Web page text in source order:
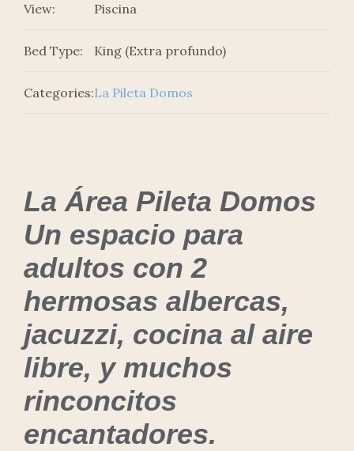
View: Piscina
Bed Type: King (Extra profundo)
Categories:La Pileta Domos
La Área Pileta Domos
Un espacio para
adultos con 2
hermosas albercas,
jacuzzi, cocina al aire
libre, y muchos
rinconcitos
encantadores.